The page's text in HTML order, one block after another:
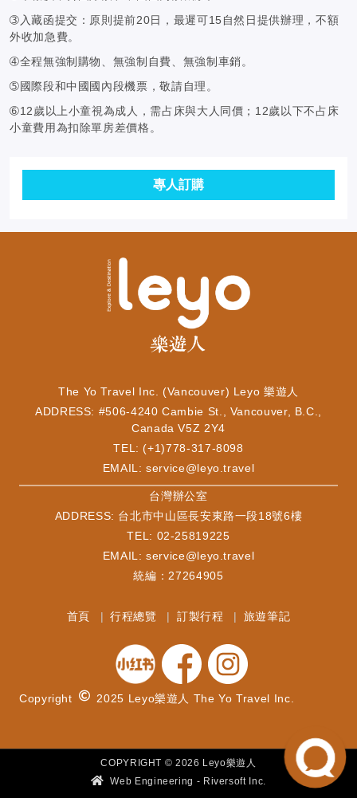
➂入藏函提交：原則提前20日，最遲可15自然日提供辦理，不額
外收加急費。
➃全程無強制購物、無強制自費、無強制車銷。
➄國際段和中國國內段機票，敬請自理。
➅12歲以上小童視為成人，需占床與大人同價；12歲以下不占床
小童費用為扣除單房差價格。
專人訂購
The Yo Travel Inc. (Vancouver) Leyo 樂遊人
ADDRESS: #506-4240 Cambie St., Vancouver, B.C.,
Canada V5Z 2Y4
TEL: (+1)778-317-8098
EMAIL:service@leyo.travel
​台灣辦公室
ADDRESS: 台北市中山區長安東路一段18號6樓
TEL: 02-25819225
EMAIL:service@leyo.travel
統編：27264905
首頁 行程總覽 訂製行程 旅遊筆記
Copyright 2025 Leyo樂遊人 The Yo Travel Inc.
COPYRIGHT © 2026 Leyo樂遊人
Web Engineering - Riversoft Inc.